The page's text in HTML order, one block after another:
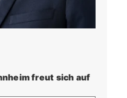
freut sich auf